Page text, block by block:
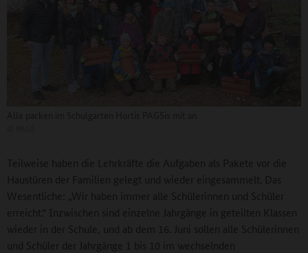
Teilweise haben die Lehrkräfte die Aufgaben als Pakete vor die
Haustüren der Familien gelegt und wieder eingesammelt. Das
Wesentliche: „Wir haben immer alle Schülerinnen und Schüler
erreicht.“ Inzwischen sind einzelne Jahrgänge in geteilten Klassen
wieder in der Schule, und ab dem 16. Juni sollen alle Schülerinnen
und Schüler der Jahrgänge 1 bis 10 im wechselnden